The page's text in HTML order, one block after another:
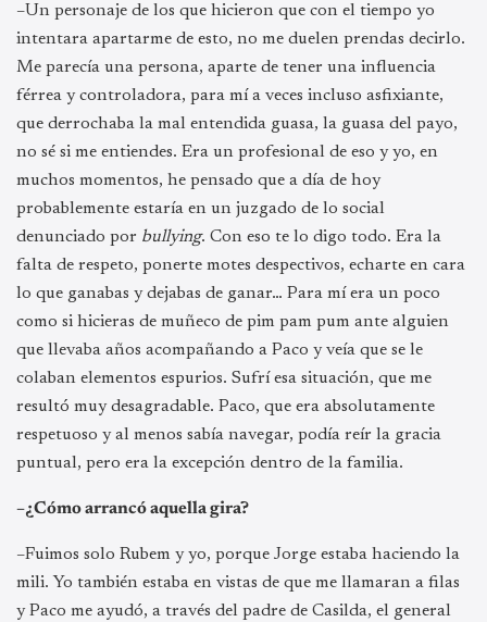
–Un personaje de los que hicieron que con el tiempo yo
intentara apartarme de esto, no me duelen prendas decirlo.
Me parecía una persona, aparte de tener una influencia
férrea y controladora, para mí a veces incluso asfixiante,
que derrochaba la mal entendida guasa, la guasa del payo,
no sé si me entiendes. Era un profesional de eso y yo, en
muchos momentos, he pensado que a día de hoy
probablemente estaría en un juzgado de lo social
denunciado por bullying. Con eso te lo digo todo. Era la
falta de respeto, ponerte motes despectivos, echarte en cara
lo que ganabas y dejabas de ganar… Para mí era un poco
como si hicieras de muñeco de pim pam pum ante alguien
que llevaba años acompañando a Paco y veía que se le
colaban elementos espurios. Sufrí esa situación, que me
resultó muy desagradable. Paco, que era absolutamente
respetuoso y al menos sabía navegar, podía reír la gracia
puntual, pero era la excepción dentro de la familia.
–¿Cómo arrancó aquella gira?
–Fuimos solo Rubem y yo, porque Jorge estaba haciendo la
mili. Yo también estaba en vistas de que me llamaran a filas
y Paco me ayudó, a través del padre de Casilda, el general